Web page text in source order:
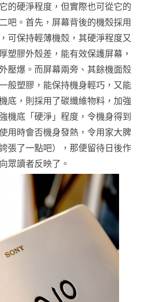
的硬淨程度，但實際也可從它的
吧。首先，屏幕背後的機殼採用
可保持輕薄機殼，其硬淨程度又
塑膠外殼差，能有效保護屏幕，
壓爆。而屏幕兩旁、其餘機面殼
般塑膠，能保持機身輕巧，又能
底，則採用了碳纖維物料，加強
機底「硬淨」程度，令機身得到
用時會否機身發熱，令用家大脾
張了一點吧），那便留待日後作
眾讀者反映了。